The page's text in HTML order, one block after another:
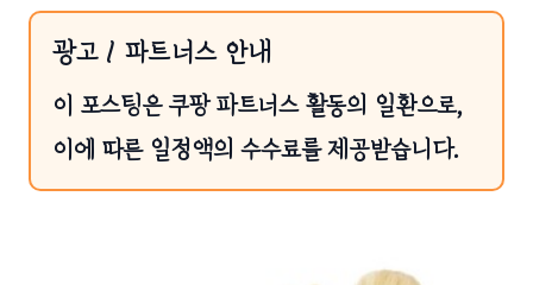
광고 / 파트너스 안내
이 포스팅은 쿠팡 파트너스 활동의 일환으로,
이에 따른 일정액의 수수료를 제공받습니다.